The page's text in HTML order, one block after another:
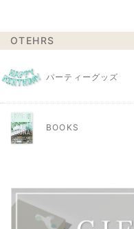
OTEHRS
パーティーグッズ
BOOKS